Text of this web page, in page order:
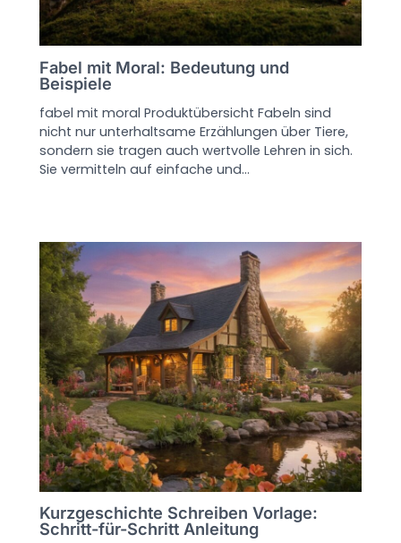
Fabel mit Moral: Bedeutung und
Beispiele
fabel mit moral Produktübersicht Fabeln sind
nicht nur unterhaltsame Erzählungen über Tiere,
sondern sie tragen auch wertvolle Lehren in sich.
Sie vermitteln auf einfache und…
Kurzgeschichte Schreiben Vorlage:
Schritt-für-Schritt Anleitung